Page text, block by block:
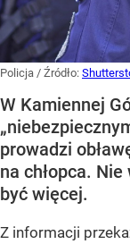
Policja / Źródło:
W Kamiennej
prowadzi
na chłopca.
być więcej.
Z informacji